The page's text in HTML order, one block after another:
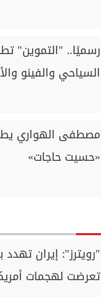
رسميًا.. "التموين"
السياحي والفينو
مصطفى الهواري
«حسيت حاجات»
"رويترز": إيران
تعرضت لهجمات